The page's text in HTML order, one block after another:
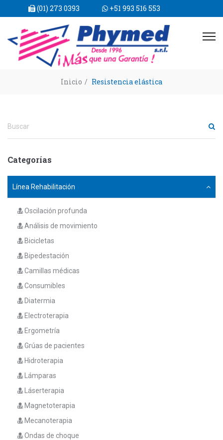
(01) 273 0393 +51 993 516 553
Inicio / Resistencia elástica
Categorías
Línea Rehabilitación
Oscilación profunda
Análisis de movimiento
Bicicletas
Bipedestación
Camillas médicas
Consumibles
Diatermia
Electroterapia
Ergometría
Grúas de pacientes
Hidroterapia
Lámparas
Láserterapia
Magnetoterapia
Mecanoterapia
Ondas de choque